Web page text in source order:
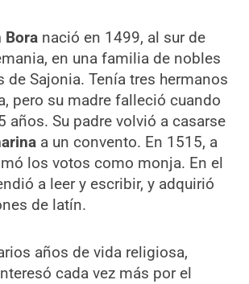
Bora nació en 1499, al sur de
en una familia de nobles
de Sajonia. Tenía tres hermanos
pero su madre falleció cuando
años. Su padre volvió a casarse
a un convento.​ En 1515, a
los votos como monja. En el
a leer y escribir, y adquirió
de latín.
años de vida religiosa,
cada vez más por el